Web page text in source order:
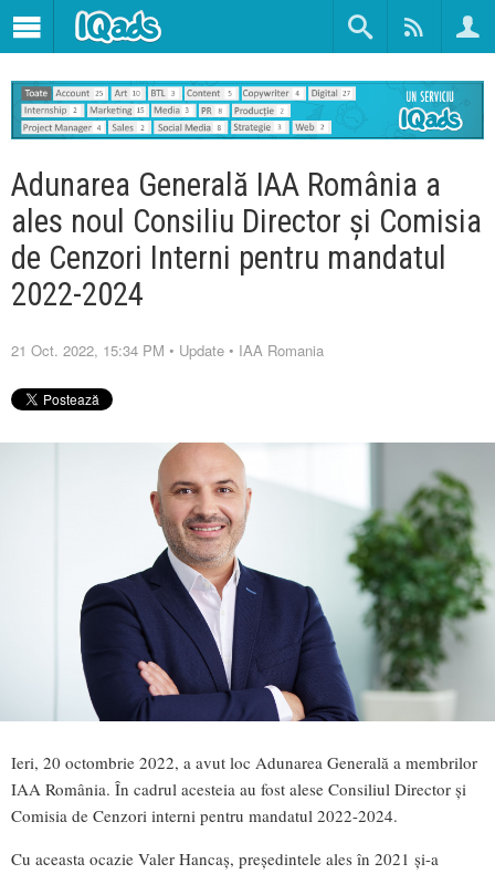
Adunarea Generală IAA România a
ales noul Consiliu Director și Comisia
de Cenzori Interni pentru mandatul
2022-2024
21 Oct. 2022, 15:34 PM • Update • IAA Romania
Ieri, 20 octombrie 2022, a avut loc Adunarea Generală a membrilor
IAA România. În cadrul acesteia au fost alese Consiliul Director și
Comisia de Cenzori interni pentru mandatul 2022-2024.
Cu aceasta ocazie Valer Hancaș, președintele ales în 2021 și-a